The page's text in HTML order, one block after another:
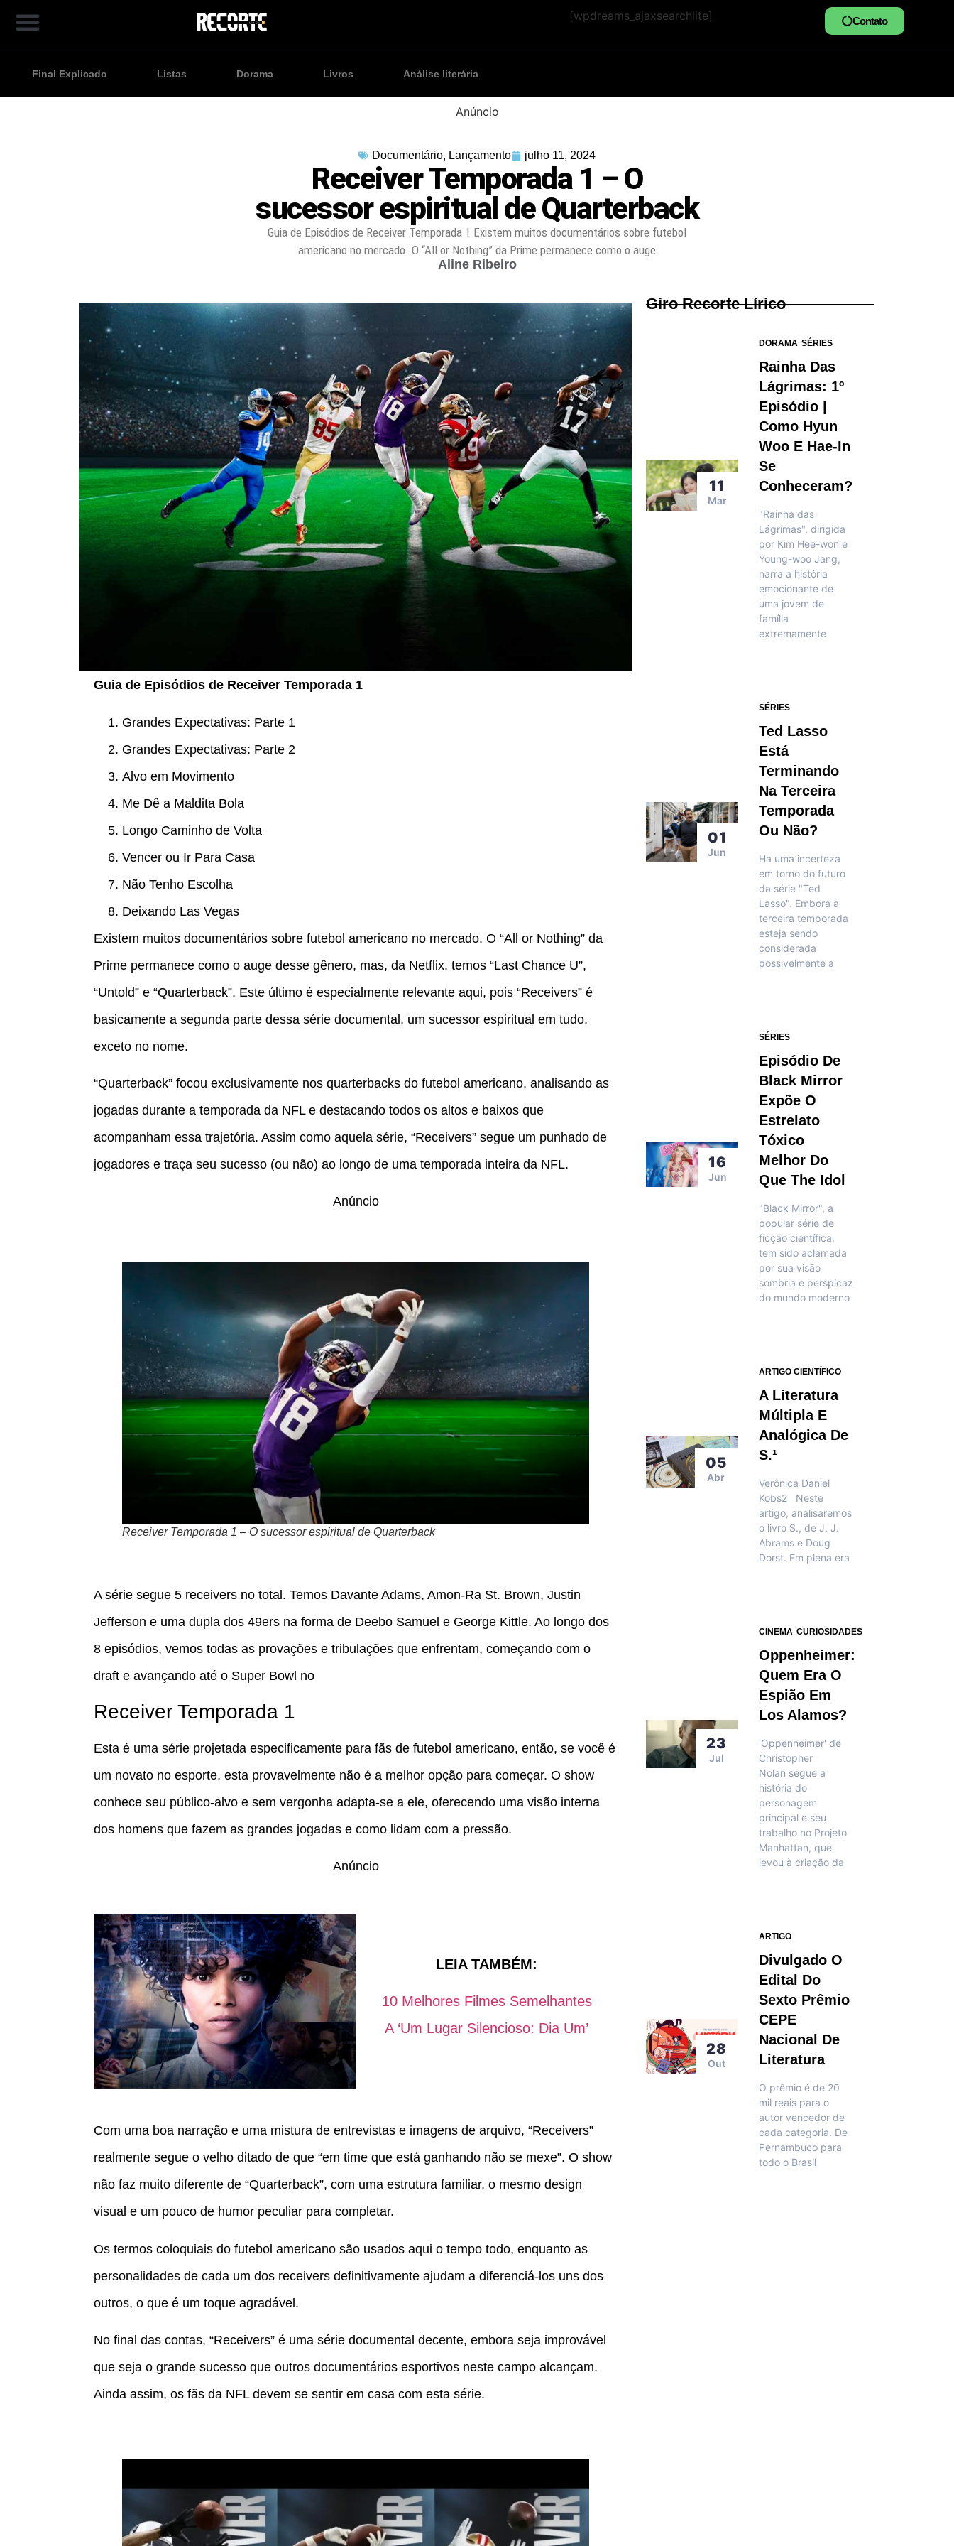
[wpdreams_ajaxsearchlite] Contato
Final Explicado Listas Dorama Livros Análise literária
Anúncio
Documentário, Lançamento julho 11, 2024
Receiver Temporada 1 – O
sucessor espiritual de Quarterback
Guia de Episódios de Receiver Temporada 1 Existem muitos documentários sobre futebol
americano no mercado. O “All or Nothing” da Prime permanece como o auge
Aline Ribeiro
Guia de Episódios de Receiver Temporada 1
Grandes Expectativas: Parte 1
Grandes Expectativas: Parte 2
Alvo em Movimento
Me Dê a Maldita Bola
Longo Caminho de Volta
Vencer ou Ir Para Casa
Não Tenho Escolha
Deixando Las Vegas
Existem muitos documentários sobre futebol americano no mercado. O “All or Nothing” da
Prime permanece como o auge desse gênero, mas, da Netflix, temos “Last Chance U”,
“Untold” e “Quarterback”. Este último é especialmente relevante aqui, pois “Receivers” é
basicamente a segunda parte dessa série documental, um sucessor espiritual em tudo,
exceto no nome.
“Quarterback” focou exclusivamente nos quarterbacks do futebol americano, analisando as
jogadas durante a temporada da NFL e destacando todos os altos e baixos que
acompanham essa trajetória. Assim como aquela série, “Receivers” segue um punhado de
jogadores e traça seu sucesso (ou não) ao longo de uma temporada inteira da NFL.
Anúncio
Receiver Temporada 1 – O sucessor espiritual de Quarterback
A série segue 5 receivers no total. Temos Davante Adams, Amon-Ra St. Brown, Justin
Jefferson e uma dupla dos 49ers na forma de Deebo Samuel e George Kittle. Ao longo dos
8 episódios, vemos todas as provações e tribulações que enfrentam, começando com o
draft e avançando até o Super Bowl no
Receiver Temporada 1
Esta é uma série projetada especificamente para fãs de futebol americano, então, se você é
um novato no esporte, esta provavelmente não é a melhor opção para começar. O show
conhece seu público-alvo e sem vergonha adapta-se a ele, oferecendo uma visão interna
dos homens que fazem as grandes jogadas e como lidam com a pressão.
Anúncio
LEIA TAMBÉM:
10 Melhores Filmes Semelhantes
A ‘Um Lugar Silencioso: Dia Um’
Com uma boa narração e uma mistura de entrevistas e imagens de arquivo, “Receivers”
realmente segue o velho ditado de que “em time que está ganhando não se mexe”. O show
não faz muito diferente de “Quarterback”, com uma estrutura familiar, o mesmo design
visual e um pouco de humor peculiar para completar.
Os termos coloquiais do futebol americano são usados aqui o tempo todo, enquanto as
personalidades de cada um dos receivers definitivamente ajudam a diferenciá-los uns dos
outros, o que é um toque agradável.
No final das contas, “Receivers” é uma série documental decente, embora seja improvável
que seja o grande sucesso que outros documentários esportivos neste campo alcançam.
Ainda assim, os fãs da NFL devem se sentir em casa com esta série.
Giro Recorte Lírico
11
Mar
DORAMA SÉRIES
Rainha Das
Lágrimas: 1º
Episódio |
Como Hyun
Woo E Hae-In
Se
Conheceram?
"Rainha das
Lágrimas", dirigida
por Kim Hee-won e
Young-woo Jang,
narra a história
emocionante de
uma jovem de
família
extremamente
01
Jun
SÉRIES
Ted Lasso
Está
Terminando
Na Terceira
Temporada
Ou Não?
Há uma incerteza
em torno do futuro
da série "Ted
Lasso". Embora a
terceira temporada
esteja sendo
considerada
possivelmente a
16
Jun
SÉRIES
Episódio De
Black Mirror
Expõe O
Estrelato
Tóxico
Melhor Do
Que The Idol
"Black Mirror", a
popular série de
ficção científica,
tem sido aclamada
por sua visão
sombria e perspicaz
do mundo moderno
05
Abr
ARTIGO CIENTÍFICO
A Literatura
Múltipla E
Analógica De
S.¹
Verônica Daniel
Kobs2 Neste
artigo, analisaremos
o livro S., de J. J.
Abrams e Doug
Dorst. Em plena era
23
Jul
CINEMA CURIOSIDADES
Oppenheimer:
Quem Era O
Espião Em
Los Alamos?
'Oppenheimer' de
Christopher
Nolan segue a
história do
personagem
principal e seu
trabalho no Projeto
Manhattan, que
levou à criação da
28
Out
ARTIGO
Divulgado O
Edital Do
Sexto Prêmio
CEPE
Nacional De
Literatura
O prêmio é de 20
mil reais para o
autor vencedor de
cada categoria. De
Pernambuco para
todo o Brasil